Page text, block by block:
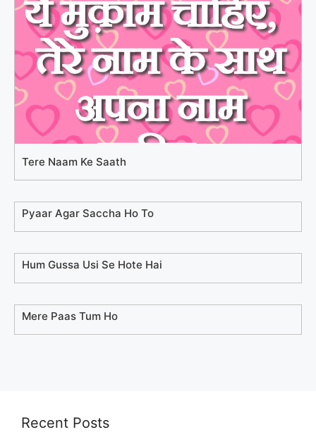
Tere Naam Ke Saath
Pyaar Agar Saccha Ho To
Hum Gussa Usi Se Hote Hai
Mere Paas Tum Ho
Recent Posts